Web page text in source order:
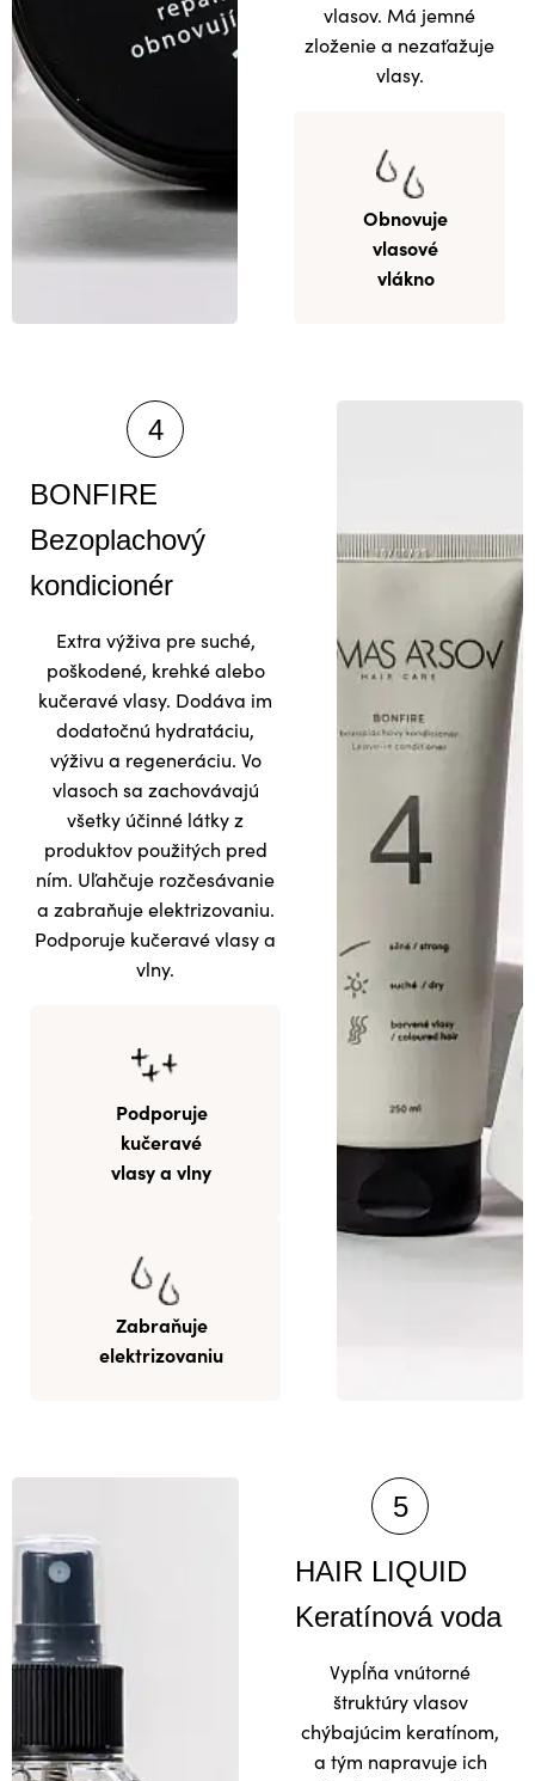
Obnovuje
vlasové
vlákno
vlasov. Má jemné
zloženie a nezaťažuje
vlasy.
BONFIRE
Bezoplachový
kondicionér
Podporuje
kučeravé
vlasy a vlny
Zabraňuje
elektrizovaniu
Extra výživa pre suché,
poškodené, krehké alebo
kučeravé vlasy. Dodáva im
dodatočnú hydratáciu,
výživu a regeneráciu. Vo
vlasoch sa zachovávajú
všetky účinné látky z
produktov použitých pred
ním. Uľahčuje rozčesávanie
a zabraňuje elektrizovaniu.
Podporuje kučeravé vlasy a
vlny.
HAIR LIQUID
Keratínová voda
Vypĺňa vnútorné
štruktúry vlasov
chýbajúcim keratínom,
a tým napravuje ich